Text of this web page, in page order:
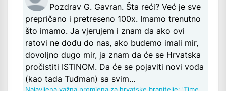
Pozdrav G. Gavran. Šta reći? Već je sve
prepričano i pretreseno 100x. Imamo trenutno
što imamo. Ja vjerujem i znam da ako ovi
ratovi ne dođu do nas, ako budemo imali mir,
dovoljno dugo mir, ja znam da će se Hrvatska
pročistiti ISTINOM. Da će se pojaviti novi vođa
(kao tada Tuđman) sa svim...